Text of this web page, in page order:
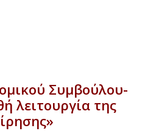
Συμβούλου-
λειτουργία της